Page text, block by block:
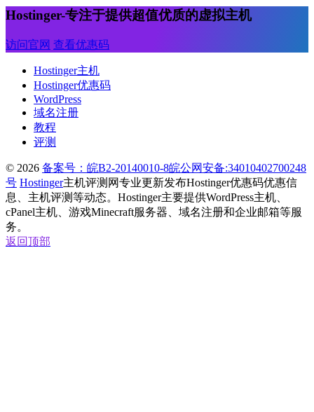
Hostinger-专注于提供超值优质的虚拟主机
访问官网 查看优惠码
Hostinger主机
Hostinger优惠码
WordPress
域名注册
教程
评测
© 2026 备案号：皖B2-20140010-8皖公网安备:34010402700248
号 Hostinger主机评测网专业更新发布Hostinger优惠码优惠信
息、主机评测等动态。Hostinger主要提供WordPress主机、
cPanel主机、游戏Minecraft服务器、域名注册和企业邮箱等服
务。
返回顶部